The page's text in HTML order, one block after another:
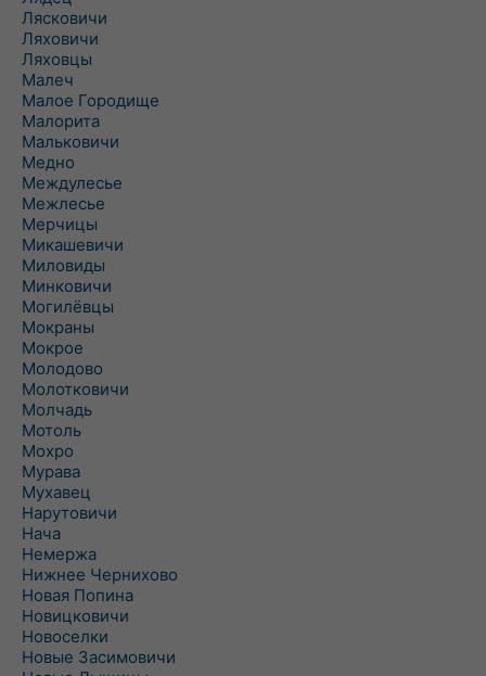
Лясковичи
Ляховичи
Ляховцы
Малеч
Малое Городище
Малорита
Мальковичи
Медно
Междулесье
Межлесье
Мерчицы
Микашевичи
Миловиды
Минковичи
Могилёвцы
Мокраны
Мокрое
Молодово
Молотковичи
Молчадь
Мотоль
Мохро
Мурава
Мухавец
Нарутовичи
Нача
Немержа
Нижнее Чернихово
Новая Попина
Новицковичи
Новоселки
Новые Засимовичи